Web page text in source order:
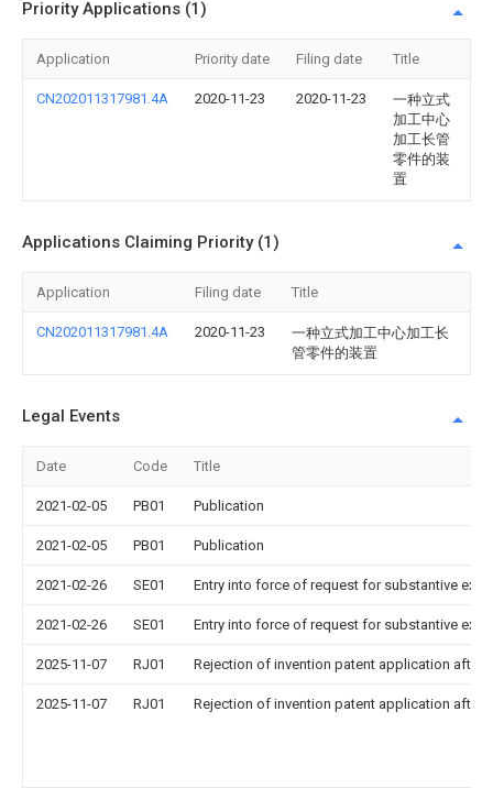
Priority Applications (1)
Application Priority date Filing date Title
CN202011317981.4A 2020-11-23 2020-11-23
一种立式
加工中心
加工长管
零件的装
置
Applications Claiming Priority (1)
Application Filing date Title
CN202011317981.4A 2020-11-23
一种立式加工中心加工长
管零件的装置
Legal Events
Date Code Title
2021-02-05 PB01 Publication
2021-02-05 PB01 Publication
2021-02-26 SE01 Entry into force of request for substantive
2021-02-26 SE01 Entry into force of request for substantive
2025-11-07 RJ01 Rejection of invention patent application after
2025-11-07 RJ01 Rejection of invention patent application after